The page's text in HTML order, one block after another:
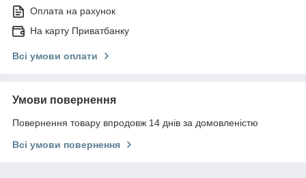
Оплата на рахунок
На карту Приватбанку
Всі умови оплати
Умови повернення
Повернення товару впродовж 14 днів за домовленістю
Всі умови повернення